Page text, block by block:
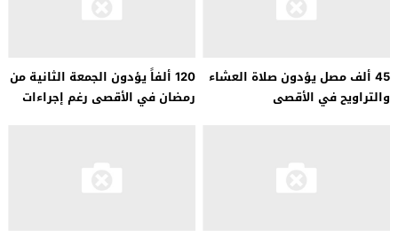
45 ألف مصل يؤدون صلاة العشاء
والتراويح في الأقصى
120 ألفاً يؤدون الجمعة الثانية من
رمضان في الأقصى رغم إجراءات